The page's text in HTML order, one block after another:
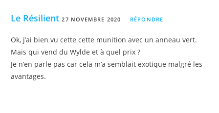
Le Résilient 27 NOVEMBRE 2020 RÉPONDRE
Ok, j’ai bien vu cette cette munition avec un anneau vert.
Mais qui vend du Wylde et à quel prix ?
Je n’en parle pas car cela m’a semblait exotique malgré les
avantages.